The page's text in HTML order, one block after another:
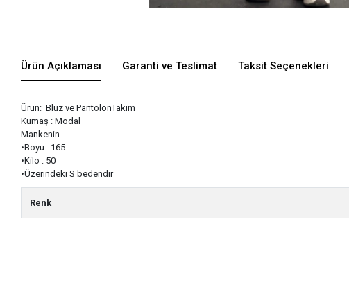
Ürün Açıklaması Garanti ve Teslimat Taksit Seçenekleri
Ürün: Bluz ve PantolonTakım
Kumaş : Modal
Mankenin
•Boyu : 165
•Kilo : 50
•Üzerindeki S bedendir
Renk